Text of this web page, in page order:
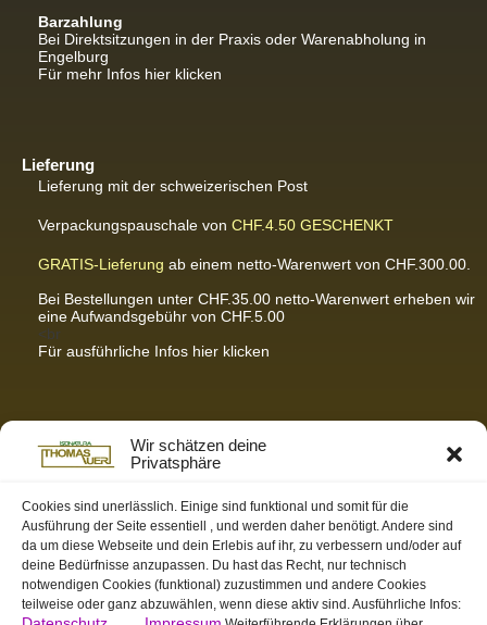
Wir schätzen deine
Privatsphäre
Cookies sind unerlässlich. Einige sind funktional und somit für die
Ausführung der Seite essentiell , und werden daher benötigt. Andere sind
da um diese Webseite und dein Erlebis auf ihr, zu verbessern und/oder auf
deine Bedürfnisse anzupassen. Du hast das Recht, nur technisch
notwendigen Cookies (funktional) zuzustimmen und andere Cookies
teilweise oder ganz abzuwählen, wenn diese aktiv sind. Ausführliche Infos:
Barzahlung
Bei Direktsitzungen in der Praxis oder Warenabholung in
Engelburg
Für mehr Infos hier klicken
Lieferung
Lieferung mit der schweizerischen Post
Verpackungspauschale von CHF.4.50 GESCHENKT
GRATIS-Lieferung ab einem netto-Warenwert von CHF.300.00.
Bei Bestellungen unter CHF.35.00 netto-Warenwert erheben wir
eine Aufwandsgebühr von CHF.5.00
<br
Für ausführliche Infos hier klicken
Partnerseiten / Empfehlungen
K-Wellness – Karin Meier
S&S Informatik GmbH
Ihr Partner für zukunftsorientierte Informatik
Swiss-skymodel
opens your eyes